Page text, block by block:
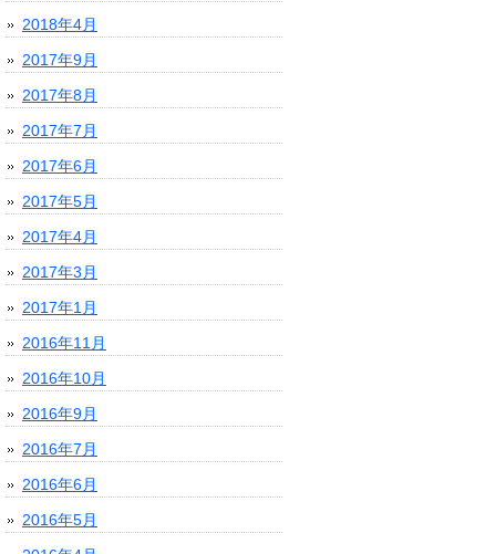
2018年4月
2017年9月
2017年8月
2017年7月
2017年6月
2017年5月
2017年4月
2017年3月
2017年1月
2016年11月
2016年10月
2016年9月
2016年7月
2016年6月
2016年5月